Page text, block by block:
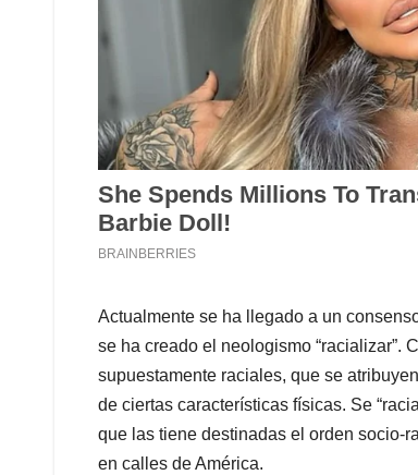
Actualmente se ha llegado a un
se ha creado el neologismo “racializar”.
supuestamente raciales, que se
de ciertas características físicas. Se
que las tiene destinadas el orden socio-
en calles de América.